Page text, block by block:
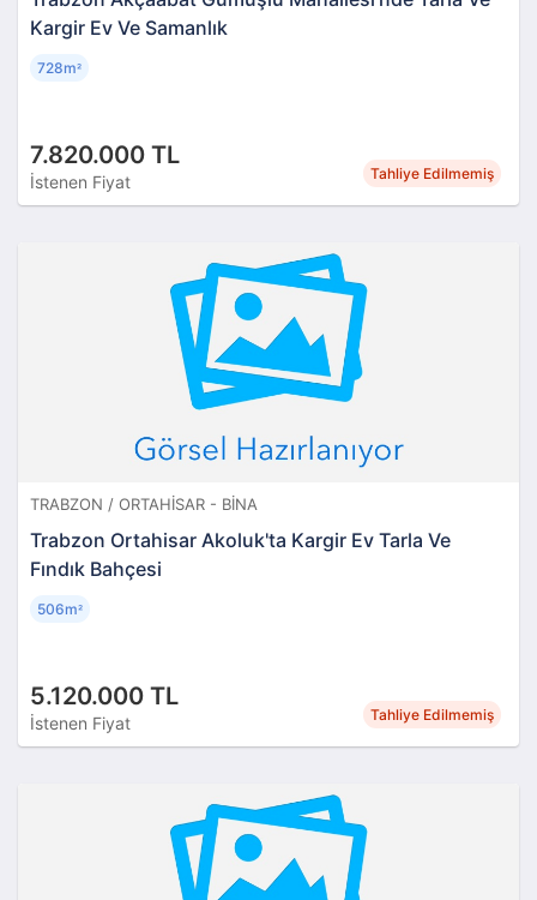
Kargir Ev Ve Samanlık
7.820.000 TL
İstenen Fiyat Tahliye Edilmemiş
728m²
TRABZON / ORTAHISAR - BINA
Trabzon Ortahisar Akoluk'ta Kargir Ev Tarla Ve
Fındık Bahçesi
5.120.000 TL
İstenen Fiyat Tahliye Edilmemiş
506m²